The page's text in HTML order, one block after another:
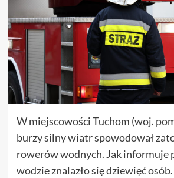
W miejscowości Tuchom (woj.
burzy silny wiatr spowodował
rowerów wodnych. Jak informuje
wodzie znalazło się dziewięć